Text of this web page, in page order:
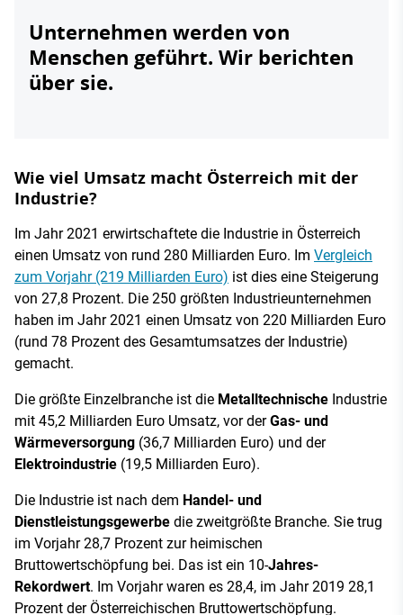
Unternehmen werden von
Menschen geführt. Wir berichten
über sie.
Wie viel Umsatz macht Österreich mit der
Industrie?
Im Jahr 2021 erwirtschaftete die Industrie in Österreich
einen Umsatz von rund 280 Milliarden Euro. Im Vergleich
zum Vorjahr (219 Milliarden Euro) ist dies eine Steigerung
von 27,8 Prozent. Die 250 größten Industrieunternehmen
haben im Jahr 2021 einen Umsatz von 220 Milliarden Euro
(rund 78 Prozent des Gesamtumsatzes der Industrie)
gemacht.
Die größte Einzelbranche ist die Metalltechnische Industrie
mit 45,2 Milliarden Euro Umsatz, vor derGas- und
Wärmeversorgung (36,7 Milliarden Euro) und der
Elektroindustrie (19,5 Milliarden Euro).
Die Industrie ist nach dem Handel- und
Dienstleistungsgewerbe die zweitgrößte Branche. Sie trug
im Vorjahr 28,7 Prozent zur heimischen
Bruttowertschöpfung bei. Das ist ein 10-Jahres-
Rekordwert. Im Vorjahr waren es 28,4, im Jahr 2019 28,1
Prozent der Österreichischen Bruttowertschöpfung.